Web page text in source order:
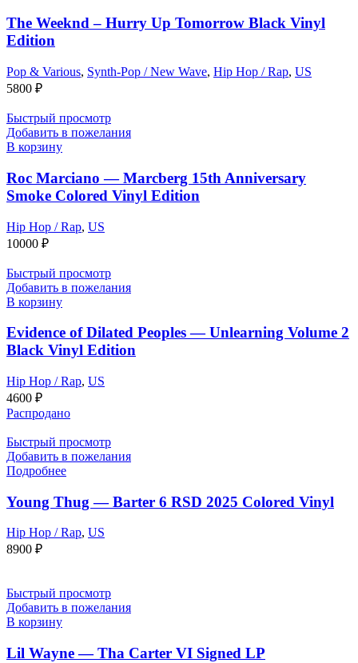
The Weeknd – Hurry Up Tomorrow Black Vinyl
Edition
Pop & Various, Synth-Pop / New Wave, Hip Hop / Rap, US
5800 ₽
Быстрый просмотр
Добавить в пожелания
В корзину
Roc Marciano — Marcberg 15th Anniversary
Smoke Colored Vinyl Edition
Hip Hop / Rap, US
10000 ₽
Быстрый просмотр
Добавить в пожелания
В корзину
Evidence of Dilated Peoples — Unlearning Volume 2
Black Vinyl Edition
Hip Hop / Rap, US
4600 ₽
Распродано
Быстрый просмотр
Добавить в пожелания
Подробнее
Young Thug — Barter 6 RSD 2025 Colored Vinyl
Hip Hop / Rap, US
8900 ₽
Быстрый просмотр
Добавить в пожелания
В корзину
Lil Wayne — Tha Carter VI Signed LP